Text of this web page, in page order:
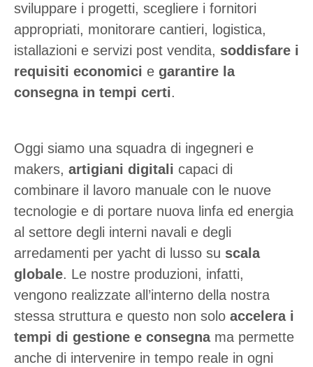
sviluppare i progetti, scegliere i fornitori
appropriati, monitorare cantieri, logistica,
istallazioni e servizi post vendita, soddisfare i
requisiti economici e garantire la
consegna in tempi certi.
Oggi siamo una squadra di ingegneri e
makers, artigiani digitali capaci di
combinare il lavoro manuale con le nuove
tecnologie e di portare nuova linfa ed energia
al settore degli interni navali e degli
arredamenti per yacht di lusso su scala
globale. Le nostre produzioni, infatti,
vengono realizzate all’interno della nostra
stessa struttura e questo non solo accelera i
tempi di gestione e consegnama permette
anche di intervenire in tempo reale in ogni